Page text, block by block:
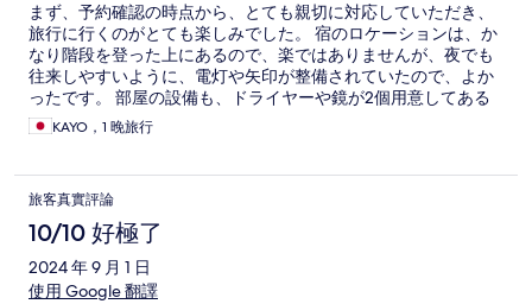
まず、予約確認の時点から、とても親切に対応していただき、
旅行に行くのがとても楽しみでした。 宿のロケーションは、か
なり階段を登った上にあるので、楽ではありませんが、夜でも
往来しやすいように、電灯や矢印が整備されていたので、よか
ったです。 部屋の設備も、ドライヤーや鏡が2個用意してある
など、快適に過ごせるように整えてあり、快適に過ごすことが
できました。 なんと言っても、1番よかったのは、スタッフの方
とても詳しく説明してくださいました。 当日は大雨に見舞われ
てしまったのですが、傘を貸していただいたり、濡れた靴を乾
かす用意がしてあったり、とても助かりました。 高評価されて
いるのも納得のお宿です。
KAYO，1 晚旅行
旅客真實評論
10/10 好極了
2024 年 9 月 1 日
使用 Google 翻譯